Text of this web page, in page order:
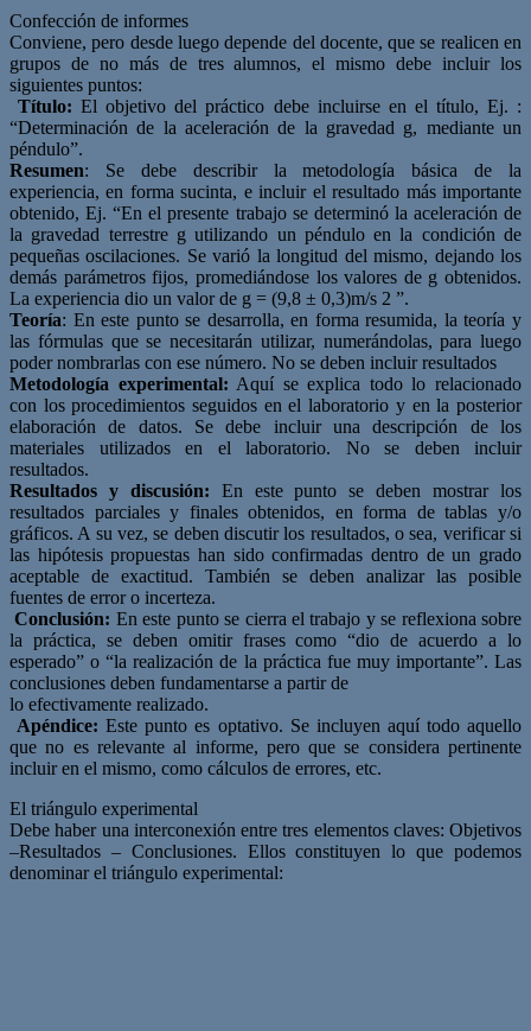
Confección de informes
Conviene, pero desde luego depende del docente, que se realicen en
grupos de no más de tres alumnos, el mismo debe incluir los
siguientes puntos:
Título: El objetivo del práctico debe incluirse en el título, Ej. :
“Determinación de la aceleración de la gravedad g, mediante un
péndulo”.
Resumen: Se debe describir la metodología básica de la
experiencia, en forma sucinta, e incluir el resultado más importante
obtenido, Ej. “En el presente trabajo se determinó la aceleración de
la gravedad terrestre g utilizando un péndulo en la condición de
pequeñas oscilaciones. Se varió la longitud del mismo, dejando los
demás parámetros fijos, promediándose los valores de g obtenidos.
La experiencia dio un valor de g = (9,8 ± 0,3)m/s 2 ”.
Teoría: En este punto se desarrolla, en forma resumida, la teoría y
las fórmulas que se necesitarán utilizar, numerándolas, para luego
poder nombrarlas con ese número. No se deben incluir resultados
Metodología experimental: Aquí se explica todo lo relacionado
con los procedimientos seguidos en el laboratorio y en la posterior
elaboración de datos. Se debe incluir una descripción de los
materiales utilizados en el laboratorio. No se deben incluir
resultados.
Resultados y discusión: En este punto se deben mostrar los
resultados parciales y finales obtenidos, en forma de tablas y/o
gráficos. A su vez, se deben discutir los resultados, o sea, verificar si
las hipótesis propuestas han sido confirmadas dentro de un grado
aceptable de exactitud. También se deben analizar las posible
fuentes de error o incerteza.
Conclusión: En este punto se cierra el trabajo y se reflexiona sobre
la práctica, se deben omitir frases como “dio de acuerdo a lo
esperado” o “la realización de la práctica fue muy importante”. Las
conclusiones deben fundamentarse a partir de
lo efectivamente realizado.
Apéndice: Este punto es optativo. Se incluyen aquí todo aquello
que no es relevante al informe, pero que se considera pertinente
incluir en el mismo, como cálculos de errores, etc.
El triángulo experimental
Debe haber una interconexión entre tres elementos claves: Objetivos
–Resultados – Conclusiones. Ellos constituyen lo que podemos
denominar el triángulo experimental: